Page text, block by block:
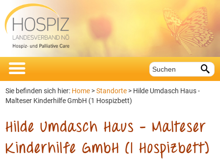
 
Sie befinden sich hier: Home >Standorte > Hilde Umdasch Haus -
Malteser Kinderhilfe GmbH (1 Hospizbett)
Hilde Umdasch Haus – Malteser
Kinderhilfe GmbH (1 Hospizbett)